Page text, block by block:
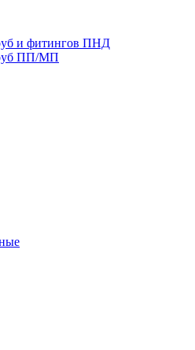
и фитингов ПНД
ПП/МП